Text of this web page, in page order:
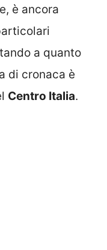
è ancora
a quanto
di cronaca è
Centro Italia.